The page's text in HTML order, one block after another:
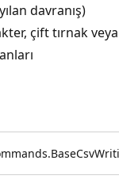
davranış)
çift tırnak veya